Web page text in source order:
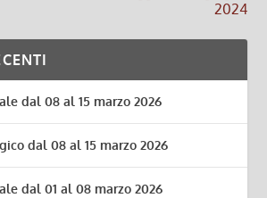
2024
dal 08 al 15 marzo 2026
dal 08 al 15 marzo 2026
dal 01 al 08 marzo 2026